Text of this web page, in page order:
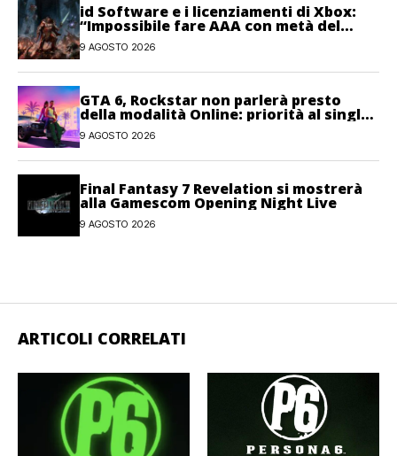
id Software e i licenziamenti di Xbox:
“Impossibile fare AAA con metà del
personale”
9 AGOSTO 2026
GTA 6, Rockstar non parlerà presto
della modalità Online: priorità al single-
player
9 AGOSTO 2026
Final Fantasy 7 Revelation si mostrerà
alla Gamescom Opening Night Live
9 AGOSTO 2026
ARTICOLI CORRELATI